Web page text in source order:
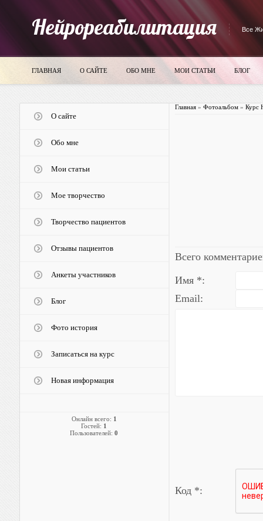
Нейрореабилитация Все
ГЛАВНАЯ О САЙТЕ ОБО МНЕ МОИ СТАТЬИ БЛОГ
О сайте
Обо мне
Мои статьи
Мое творчество
Творчество пациентов
Отзывы пациентов
Анкеты участников
Блог
Фото история
Записаться на курс
Новая информация
Онлайн всего: 1
Гостей: 1
Пользователей: 0
Главная» Фотоальбом» Курс
Всего
Имя *:
Email:
Код *: